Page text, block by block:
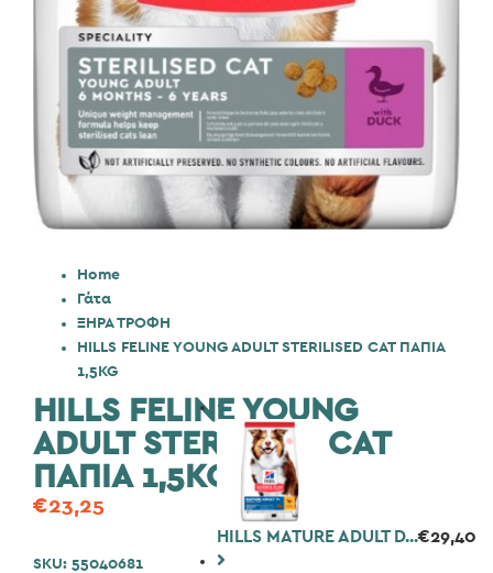
Home
Γάτα
ΞΗΡΑ ΤΡΟΦΗ
HILLS FELINE YOUNG ADULT STERILISED CAT ΠΑΠΙΑ
1,5KG
HILLS MATURE ADULT D...€29,40
HILLS FELINE YOUNG
ADULT STERILISED CAT
ΠΑΠΙΑ 1,5KG
€23,25
SKU: 55040681